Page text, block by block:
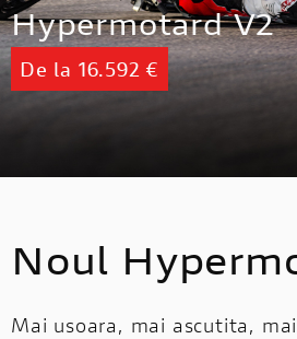
CONTACT
Hypermotard V2
De la 16.592 €
Noul
Mai usoara, mai ascutita,